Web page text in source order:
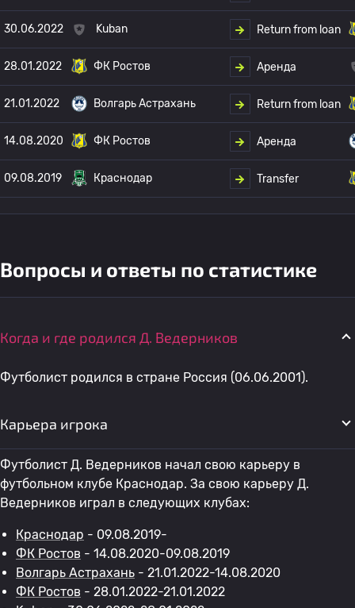
30.06.2022 Kuban Return from loan
28.01.2022 ФК Ростов Аренда
21.01.2022 Волгарь Астрахань Return from loan
14.08.2020 ФК Ростов Аренда
09.08.2019 Краснодар Transfer
Вопросы и ответы по статистике
Когда и где родился Д. Ведерников
Футболист родился в стране Россия (06.06.2001).
Карьера игрока
Футболист Д. Ведерников начал свою карьеру в
футбольном клубе Краснодар. За свою карьеру Д.
Ведерников играл в следующих клубах:
Краснодар - 09.08.2019-
ФК Ростов - 14.08.2020-09.08.2019
Волгарь Астрахань - 21.01.2022-14.08.2020
ФК Ростов - 28.01.2022-21.01.2022